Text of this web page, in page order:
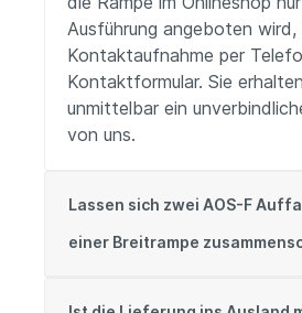
Ausführung angeboten
Kontaktaufnahme per
Kontaktformular. Sie
unmittelbar ein
von uns.
Lassen sich zwei AOS-F
einer Breitrampe